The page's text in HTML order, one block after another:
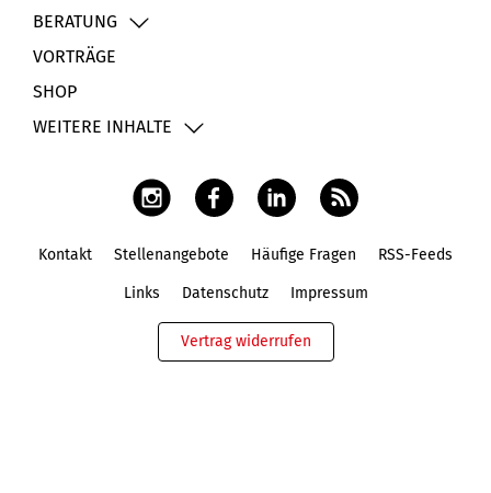
BERATUNG
VORTRÄGE
SHOP
WEITERE INHALTE
Kontakt Stellenangebote Häufige Fragen RSS-Feeds
Links Datenschutz Impressum
Vertrag widerrufen